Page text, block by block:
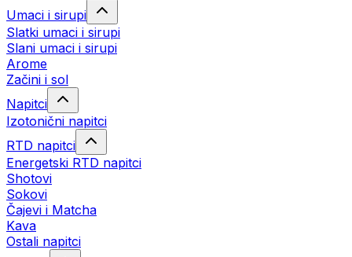
Umaci i sirupi
Slatki umaci i sirupi
Slani umaci i sirupi
Arome
Začini i sol
Napitci
Izotonični napitci
RTD napitci
Energetski RTD napitci
Shotovi
Sokovi
Čajevi i Matcha
Kava
Ostali napitci